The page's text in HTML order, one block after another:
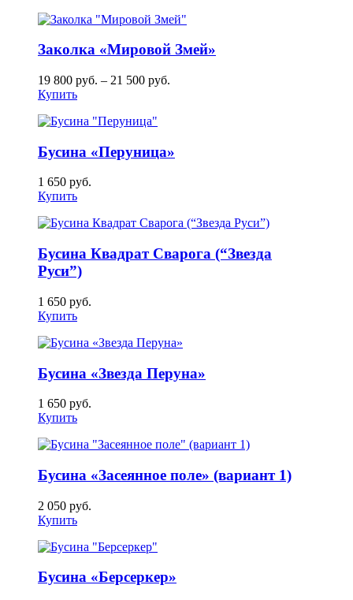
Заколка «Мировой Змей»
19 800 руб. – 21 500 руб.
Купить
Бусина «Перуница»
1 650 руб.
Купить
Бусина Квадрат Сварога (“Звезда
Руси”)
1 650 руб.
Купить
Бусина «Звезда Перуна»
1 650 руб.
Купить
Бусина «Засеянное поле» (вариант 1)
2 050 руб.
Купить
Бусина «Берсеркер»